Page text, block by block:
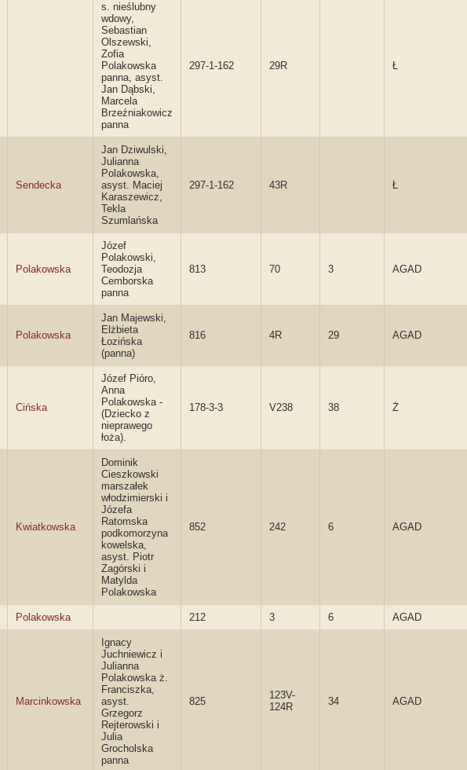
s. nieślubny
wdowy,
Sebastian
Olszewski,
Zofia
Polakowska
panna, asyst.
Jan Dąbski,
Marcela
Brzeźniakowicz
panna
297-1-162 29R Ł
Sendecka
Jan Dziwulski,
Julianna
Polakowska,
asyst. Maciej
Karaszewicz,
Tekla
Szumlańska
297-1-162 43R Ł
Polakowska
Józef
Polakowski,
Teodozja
Cemborska
panna
813 70 3 AGAD
Polakowska
Jan Majewski,
Elżbieta
Łozińska
(panna)
816 4R 29 AGAD
Cińska
Józef Pióro,
Anna
Polakowska -
(Dziecko z
nieprawego
łoża).
178-3-3 V238 38 Ż
Kwiatkowska
Dominik
Cieszkowski
marszałek
włodzimierski i
Józefa
Ratomska
podkomorzyna
kowelska,
asyst. Piotr
Zagórski i
Matylda
Polakowska
852 242 6 AGAD
Polakowska 212 3 6 AGAD
Marcinkowska
Ignacy
Juchniewicz i
Julianna
Polakowska ż.
Franciszka,
asyst.
Grzegorz
Rejterowski i
Julia
Grocholska
panna
825
123V-
124R
34 AGAD